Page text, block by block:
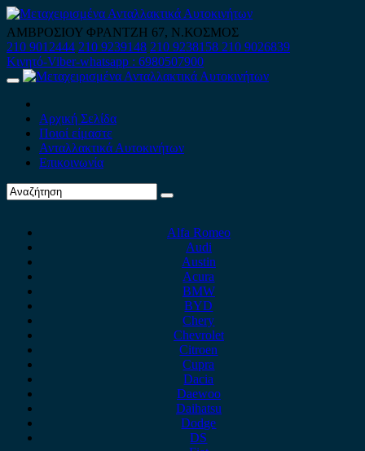
Skip
to
content
ΑΜΒΡΟΣΙΟΥ ΦΡΑΝΤΖΗ 67, Ν.ΚΟΣΜΟΣ
210 9012444 210 9239148 210 9238158 210 9026839
Κινητό-Viber-whatsapp : 6980507900
Primary
Αρχική Σελίδα
Ποιοί είμαστε
Ανταλλακτικά Αυτοκινήτων
Επικοινωνία
Alfa Romeo
Audi
Austin
Acura
BMW
BYD
Chery
Chevrolet
Citroen
Cupra
Dacia
Daewoo
Daihatsu
Dodge
DS